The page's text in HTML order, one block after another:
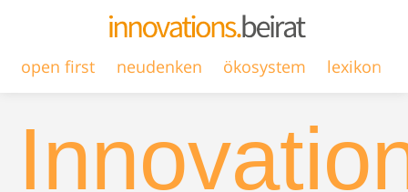
open first neudenken ökosystem lexikon